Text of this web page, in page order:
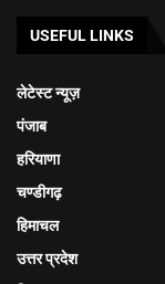
USEFUL LINKS
लेटेस्ट न्यूज़
पंजाब
हरियाणा
चण्डीगढ़
हिमाचल
उत्तर प्रदेश